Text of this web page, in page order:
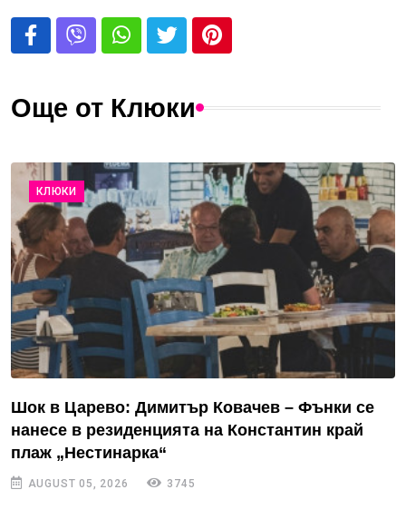
Още от Клюки
КЛЮКИ
Шок в Царево: Димитър Ковачев – Фънки се
нанесе в резиденцията на Константин край
плаж „Нестинарка“
AUGUST 05, 2026 3745